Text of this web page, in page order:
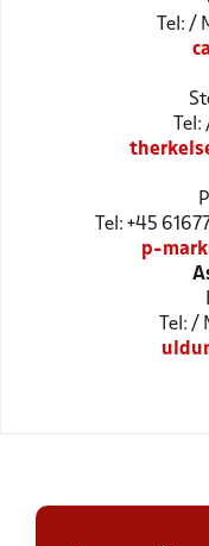
Tel: /
Tel: +45
p-
Tel: